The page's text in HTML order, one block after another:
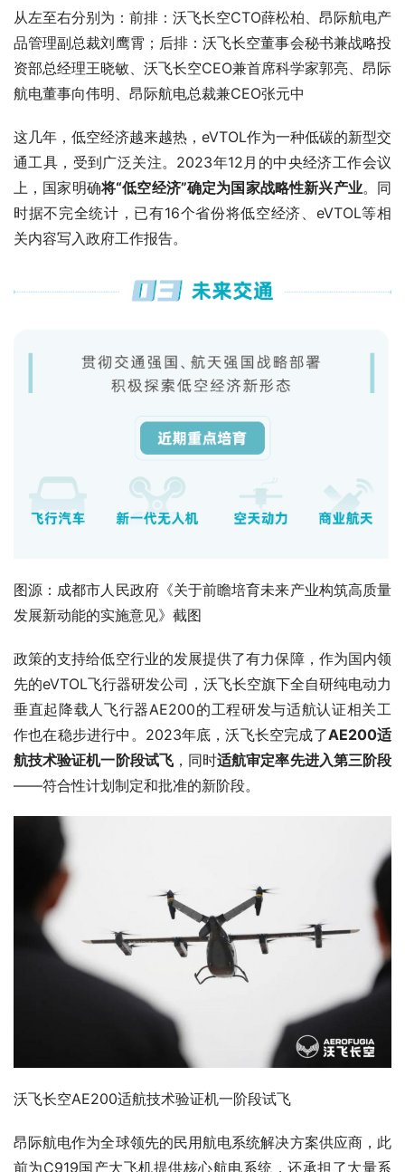
从左至右分别为：前排：沃飞长空CTO薛松柏、昂际航电产
品管理副总裁刘鹰霄；后排：沃飞长空董事会秘书兼战略投
资部总经理王晓敏、沃飞长空CEO兼首席科学家郭亮、昂际
航电董事向伟明、昂际航电总裁兼CEO张元中
这几年，低空经济越来越热，eVTOL作为一种低碳的新型交
通工具，受到广泛关注。2023年12月的中央经济工作会议
上，国家明确将“低空经济”确定为国家战略性新兴产业。同
时据不完全统计，已有16个省份将低空经济、eVTOL等相
关内容写入政府工作报告。
图源：成都市人民政府《关于前瞻培育未来产业构筑高质量
发展新动能的实施意见》截图
政策的支持给低空行业的发展提供了有力保障，作为国内领
先的eVTOL飞行器研发公司，沃飞长空旗下全自研纯电动力
垂直起降载人飞行器AE200的工程研发与适航认证相关工
作也在稳步进行中。2023年底，沃飞长空完成了AE200适
航技术验证机一阶段试飞，同时适航审定率先进入第三阶段
——符合性计划制定和批准的新阶段。
沃飞长空AE200适航技术验证机一阶段试飞
昂际航电作为全球领先的民用航电系统解决方案供应商，此
前为C919国产大飞机提供核心航电系统，还承担了大量系